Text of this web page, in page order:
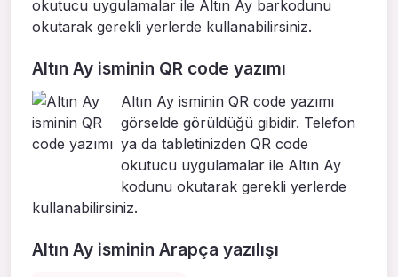
okutucu uygulamalar ile Altın Ay barkodunu
okutarak gerekli yerlerde kullanabilirsiniz.
Altın Ay isminin QR code yazımı
Altın Ay isminin QR code yazımı
görselde görüldüğü gibidir. Telefon
ya da tabletinizden QR code
okutucu uygulamalar ile Altın Ay
kodunu okutarak gerekli yerlerde
kullanabilirsiniz.
Altın Ay isminin Arapça yazılışı